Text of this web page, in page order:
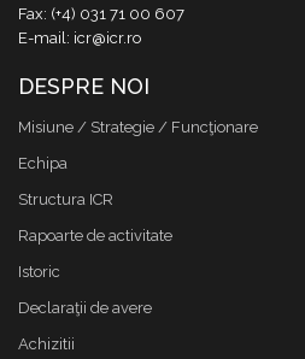
Fax: (+4) 031 71 00 607
E-mail: icr@icr.ro
DESPRE NOI
Misiune / Strategie / Funcţionare
Echipa
Structura ICR
Rapoarte de activitate
Istoric
Declaraţii de avere
Achizitii